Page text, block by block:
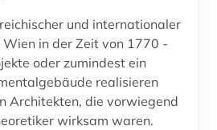
Sachsen-Anhalt (1)
und internationaler
in der Zeit von 1770 -
oder zumindest ein
realisieren
Architekten, die vorwiegend
wirksam waren.